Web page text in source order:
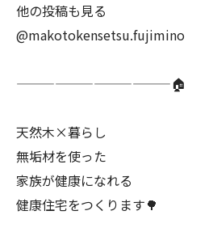
他の投稿も見る
@makotokensetsu.fujimino
————————————🏠
天然木×暮らし
無垢材を使った
家族が健康になれる
健康住宅をつくります🌳